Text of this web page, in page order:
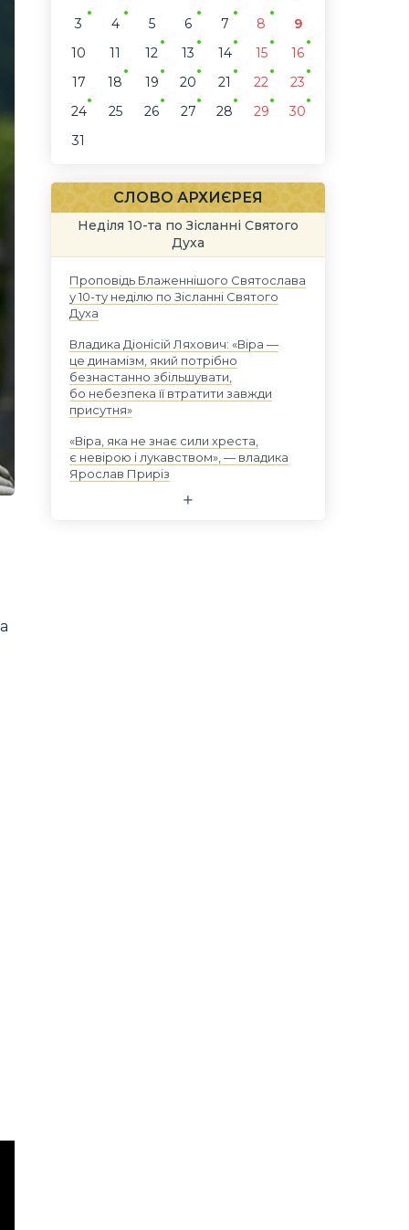
3
4 5 6 7 8
9
10
11 12 13 14 15
16
17
18 19 20 21 22
23
24
25 26 27 28 29
30
31
СЛОВО АРХИЄРЕЯ
Неділя 10-та по Зісланні Святого
Духа
Проповідь Блаженнішого Святослава
у 10-ту неділю по Зісланні Святого
Духа
Владика Діонісій Ляхович: «Віра —
це динамізм, який потрібно
безнастанно збільшувати,
бо небезпека її втратити завжди
присутня»
«Віра, яка не знає сили хреста,
є невірою і лукавством», — владика
Ярослав Приріз